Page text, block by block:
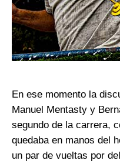
En ese momento la
Manuel Mentasty y
segundo de la carrera,
quedaba en manos del
un par de vueltas por